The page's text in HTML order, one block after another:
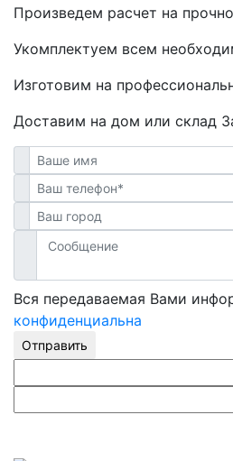
Произведем расчет на
Укомплектуем всем
Изготовим на
Доставим на дом или склад
Вся передаваемая Вами
конфиденциальна
Отправить